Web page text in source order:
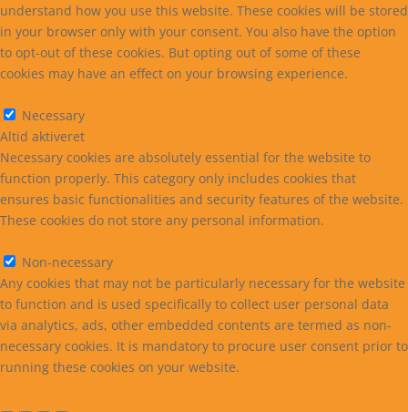
understand how you use this website. These cookies will be stored
in your browser only with your consent. You also have the option
to opt-out of these cookies. But opting out of some of these
cookies may have an effect on your browsing experience.
Necessary
Altid aktiveret
Necessary cookies are absolutely essential for the website to
function properly. This category only includes cookies that
ensures basic functionalities and security features of the website.
These cookies do not store any personal information.
Non-necessary
Any cookies that may not be particularly necessary for the website
to function and is used specifically to collect user personal data
via analytics, ads, other embedded contents are termed as non-
necessary cookies. It is mandatory to procure user consent prior to
running these cookies on your website.